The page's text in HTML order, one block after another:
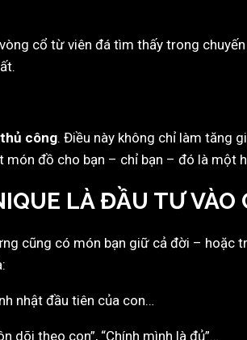
cổ từ viên đá tìm thấy trong
công. Điều này không chỉ làm tăng
đồ cho bạn – chỉ bạn – đó là một
LÀ ĐẦU TƯ VÀO
cũng có món bạn giữ cả đời –
nhật đầu tiên của con…
dõi theo con”, “Chính mình là đủ”…